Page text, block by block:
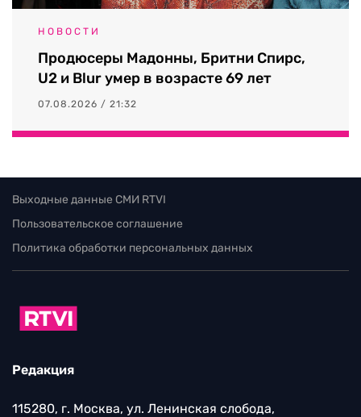
НОВОСТИ
Продюсеры Мадонны, Бритни Спирс,
U2 и Blur умер в возрасте 69 лет
07.08.2026 / 21:32
Выходные данные СМИ RTVI
Пользовательское соглашение
Политика обработки персональных данных
Редакция
115280, г. Москва, ул. Ленинская слобода,